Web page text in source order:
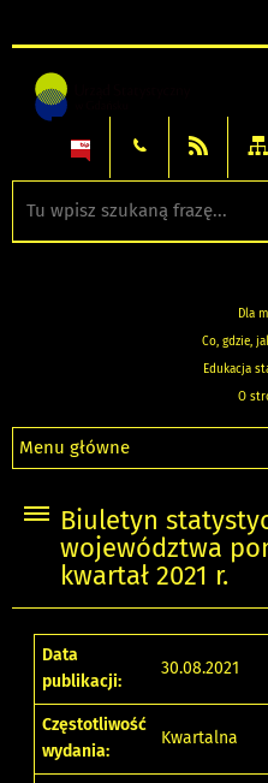
Dla
Co, gdzie,
Edukacja
O
Menu główne
Biuletyn
województwa
kwartał 2021 r.
Data
publikacji:
30.08.2021
Częstotliwość
wydania:
Kwartalna